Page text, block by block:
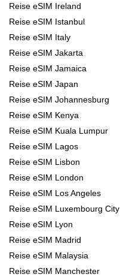
Reise eSIM Ireland
Reise eSIM Istanbul
Reise eSIM Italy
Reise eSIM Jakarta
Reise eSIM Jamaica
Reise eSIM Japan
Reise eSIM Johannesburg
Reise eSIM Kenya
Reise eSIM Kuala Lumpur
Reise eSIM Lagos
Reise eSIM Lisbon
Reise eSIM London
Reise eSIM Los Angeles
Reise eSIM Luxembourg City
Reise eSIM Lyon
Reise eSIM Madrid
Reise eSIM Malaysia
Reise eSIM Manchester